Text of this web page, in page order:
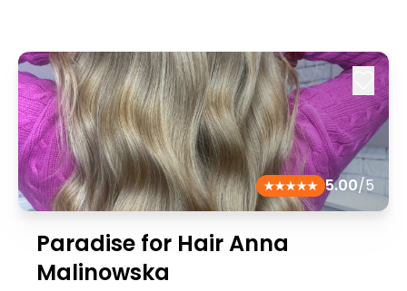
5.00/5
Paradise for Hair Anna
Malinowska